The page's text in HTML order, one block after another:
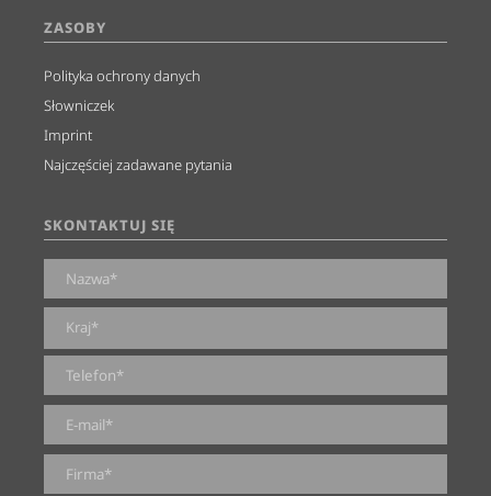
ZASOBY
Polityka ochrony danych
Słowniczek
Imprint
Najczęściej zadawane pytania
SKONTAKTUJ SIĘ
0 z 2000 maksymalnej ilości znaków